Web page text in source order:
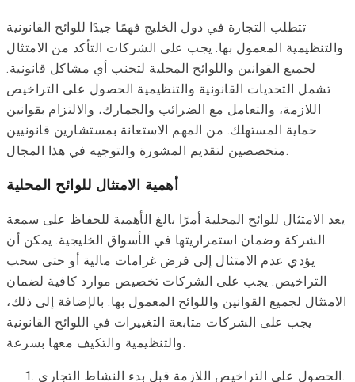
تتطلب التجارة في دول الخليج فهمًا جيدًا للوائح القانونية
والتنظيمية المعمول بها. يجب على الشركات التأكد من الامتثال
لجميع القوانين واللوائح المحلية لتجنب أي مشاكل قانونية.
تشمل التحديات القانونية والتنظيمية الحصول على التراخيص
اللازمة، والتعامل مع الضرائب والجمارك، والالتزام بقوانين
حماية المستهلك. من المهم الاستعانة بمستشارين قانونيين
متخصصين لتقديم المشورة والتوجيه في هذا المجال.
أهمية الامتثال للوائح المحلية
يعد الامتثال للوائح المحلية أمرًا بالغ الأهمية للحفاظ على سمعة
الشركة وضمان استمراريتها في الأسواق الخليجية. يمكن أن
يؤدي عدم الامتثال إلى فرض غرامات مالية أو حتى سحب
التراخيص. يجب على الشركات تخصيص موارد كافية لضمان
الامتثال لجميع القوانين واللوائح المعمول بها. بالإضافة إلى ذلك،
يجب على الشركات متابعة التغييرات في اللوائح القانونية
والتنظيمية والتكيف معها بسرعة.
الحصول على التراخيص اللازمة قبل بدء النشاط التجاري.